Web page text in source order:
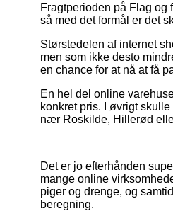
Fragtperioden på Flag
så med det formål er det
Størstedelen af internet
men som ikke desto
en chance for at nå at få
En hel del online
konkret pris. I øvrigt
nær Roskilde, Hillerød
Det er jo efterhånden
mange online
piger og drenge, og
beregning.